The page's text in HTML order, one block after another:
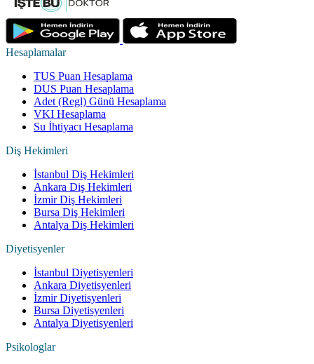
Hesaplamalar
TUS Puan Hesaplama
DUS Puan Hesaplama
Adet (Regl) Günü Hesaplama
VKI Hesaplama
Su İhtiyacı Hesaplama
Diş Hekimleri
İstanbul Diş Hekimleri
Ankara Diş Hekimleri
İzmir Diş Hekimleri
Bursa Diş Hekimleri
Antalya Diş Hekimleri
Diyetisyenler
İstanbul Diyetisyenleri
Ankara Diyetisyenleri
İzmir Diyetisyenleri
Bursa Diyetisyenleri
Antalya Diyetisyenleri
Psikologlar